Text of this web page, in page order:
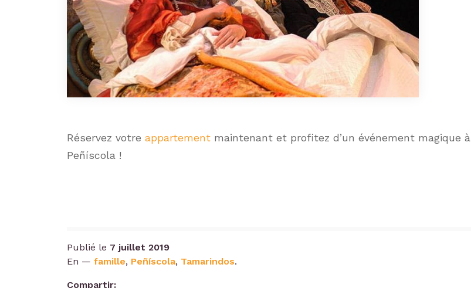
Réservez votre appartement maintenant et profitez d’un événement magique à
Peñíscola !
Publié le 7 juillet 2019
En — famille, Peñíscola, Tamarindos.
Compartir: